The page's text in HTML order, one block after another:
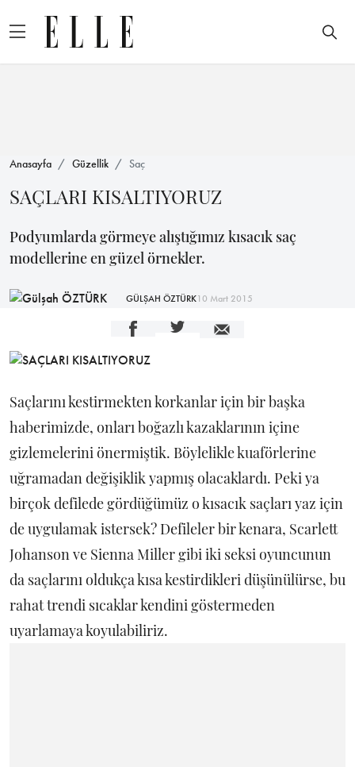
Anasayfa Güzellik Saç
SAÇLARI KISALTIYORUZ
Podyumlarda görmeye alıştığımız kısacık saç
modellerine en güzel örnekler.
GÜLŞAH ÖZTÜRK10 Mart 2015
Saçlarını kestirmekten korkanlar için bir başka
haberimizde, onları boğazlı kazaklarının içine
gizlemelerini önermiştik. Böylelikle kuaförlerine
uğramadan değişiklik yapmış olacaklardı. Peki ya
birçok defilede gördüğümüz o kısacık saçları yaz için
de uygulamak istersek? Defileler bir kenara, Scarlett
Johanson ve Sienna Miller gibi iki seksi oyuncunun
da saçlarını oldukça kısa kestirdikleri düşünülürse, bu
rahat trendi sıcaklar kendini göstermeden
uyarlamaya koyulabiliriz.